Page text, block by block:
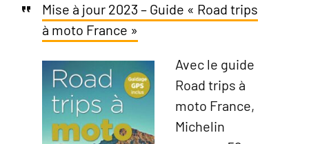
Mise à jour 2023 – Guide « Road trips
à moto France »
Avec le guide
Road trips à
moto France,
Michelin